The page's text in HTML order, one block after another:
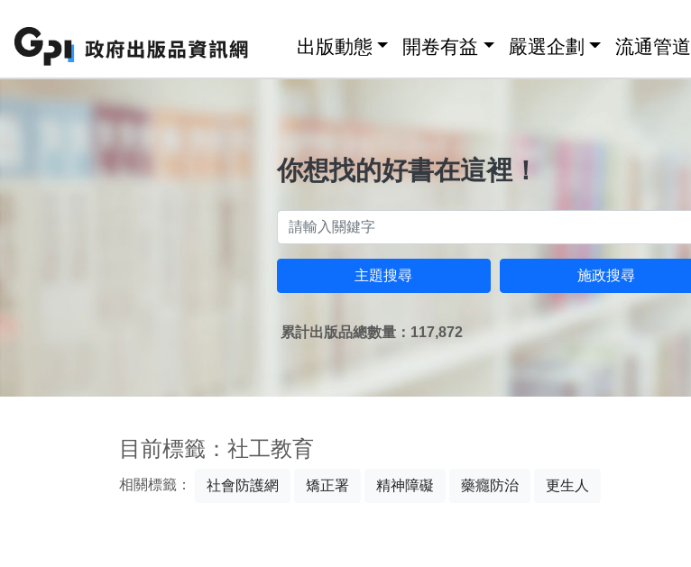
出版動態 開卷有益 嚴選企劃 流通管道
你想找的好書在這裡！
主題搜尋 施政搜尋
累計出版品總數量：117,872
目前標籤：社工教育
相關標籤： 社會防護網 矯正署 精神障礙 藥癮防治 更生人